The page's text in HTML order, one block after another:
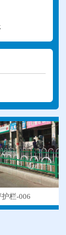
护栏-006